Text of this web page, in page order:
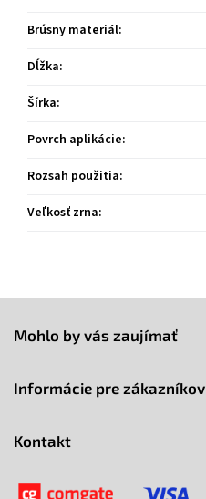
Brúsny materiál:
Dĺžka:
Šírka:
Povrch aplikácie:
Rozsah použitia:
Veľkosť zrna:
Mohlo by vás zaujímať
Informácie pre zákazníkov
Kontakt